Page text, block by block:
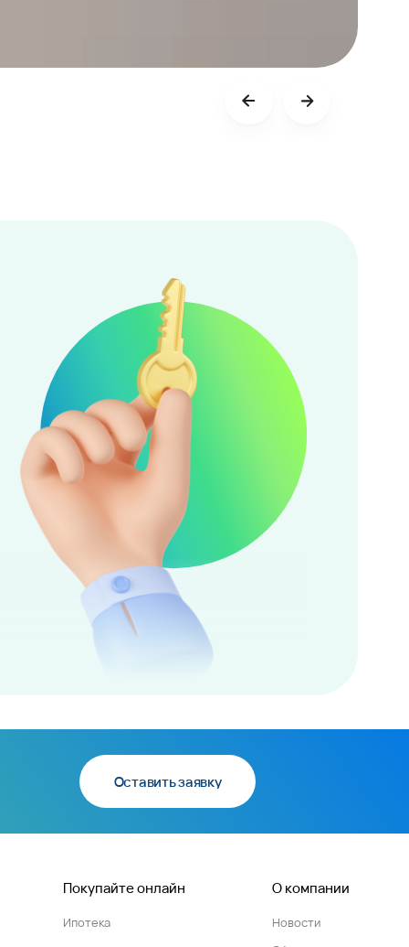
Оставить заявку
Покупайте онлайн
Ипотека
О компании
Новости